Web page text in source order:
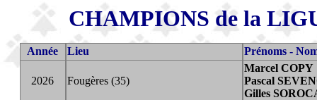
CHAMPIONS de la
Année Lieu Prénoms -
2026 Fougères (35)
Marcel COPY
Pascal
Gilles